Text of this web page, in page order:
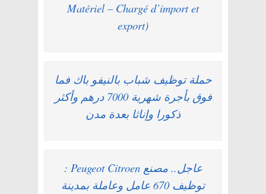
Matériel – Chargé d’import et
export)
حملة توظيف شباب بالنيفو باك فما
فوق بأجرة شهرية 7000 درهم وأكثر
ذكورا وإناثا بعدة مدن
عاجل.. مصنع Peugeot Citroen :
توظيف 670 عامل وعاملة بمدينة